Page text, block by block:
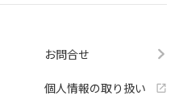
お問合せ
個人情報の取り扱い